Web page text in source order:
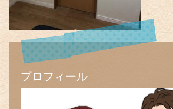
プロフィール